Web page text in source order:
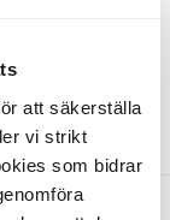
att säkerställa
vi strikt
som bidrar
TIL KURV